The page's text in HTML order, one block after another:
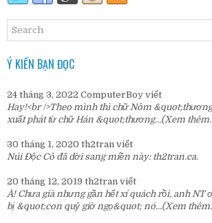
Ý KIẾN BẠN ĐỌC
24 tháng 3, 2022 ComputerBoy viết
Hay!<br />Theo mình thì chữ Nôm
xuất phát từ chữ Hán &quot;thương...(Xem
30 tháng 1, 2020 th2tran viết
Núi Độc Cô đã dời sang miền này: th2tran.ca.
20 tháng 12, 2019 th2tran viết
À! Chưa già nhưng gần hết xí quách rồi, anh NT
bị &quot;con quỷ giờ ngọ&quot; nó...(Xem